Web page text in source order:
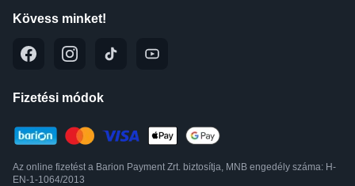
Kövess minket!
Fizetési módok
Az online fizetést a Barion Payment Zrt. biztosítja, MNB engedély száma: H-
EN-1-1064/2013